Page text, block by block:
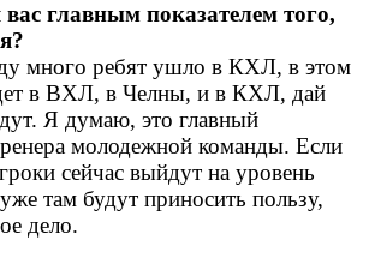
вас главным показателем того,
много ребят ушло в КХЛ, в этом
в ВХЛ, в Челны, и в КХЛ, дай
Я думаю, это главный
молодежной команды. Если
сейчас выйдут на уровень
там будут приносить пользу,
дело.